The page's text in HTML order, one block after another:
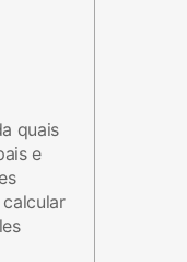
quais
e